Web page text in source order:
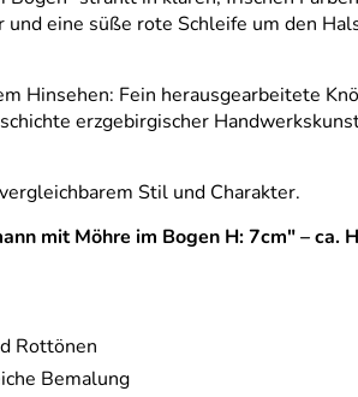
eine süße rote Schleife um den
Hinsehen: Fein herausgearbeitete
erzgebirgischer
Stil und Charakter.
mit Möhre im Bogen H: 7cm" – ca.
Rottönen
Bemalung